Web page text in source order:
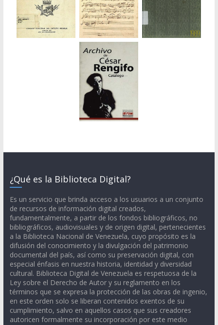
¿Qué es la Biblioteca Digital?
Es un servicio que brinda acceso a los usuarios a un conjunto
de recursos de información digital creados,
fundamentalmente, a partir de los fondos bibliográficos, no
bibliográficos, audiovisuales y de origen digital, pertenecientes
a la Biblioteca Nacional de Venezuela, cuyo propósito es la
difusión del conocimiento y la divulgación del patrimonio
documental del país, así como su preservación digital, con
especial énfasis en nuestra historia, identidad y diversidad
cultural. Biblioteca Digital de Venezuela es respetuosa de la
Ley sobre el Derecho de Autor y su reglamento en los
términos que se expresa la protección de las obras de ingenio,
en este orden solo se liberan contenidos exentos de su
cumplimiento, salvo en aquellos casos que sus creadores
autoricen formalmente su incorporación por este medio